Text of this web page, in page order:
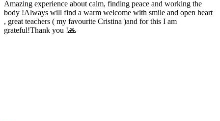
Amazing experience about calm, finding peace and working the
body !Always will find a warm welcome with smile and open heart
, great teachers ( my favourite Cristina )and for this I am
grateful!Thank you !🙏